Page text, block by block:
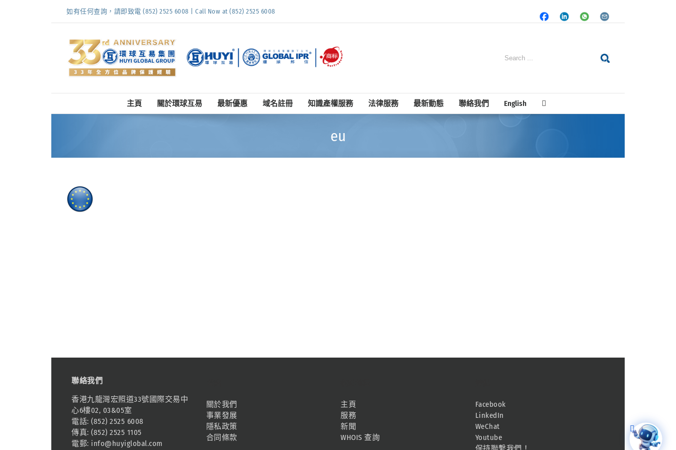
如有任何查詢，請即致電 (852) 2525 6008 | Call Now at (852) 2525 6008
FacebookLinkedInWhatsapp
Email
Search
主頁 關於環球互易 最新優惠 域名註冊 知識產權服務 法律服務 最新動態 聯絡我們 English
eu
聯絡我們
香港九龍灣宏照道33號國際交易中
心6樓02, 03&05室
電話: (852) 2525 6008
傳真: (852) 2525 1105
電郵: info@huyiglobal.com
關於我們
事業發展
隱私政策
合同條款
主頁
服務
新聞
WHOIS 查詢
Facebook
LinkedIn
WeChat
Youtube